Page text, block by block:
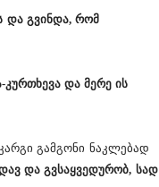
და გვინდა, რომ
და მერე ის
გამგონი ნაკლებად
და გვსაყვედურობ, სად